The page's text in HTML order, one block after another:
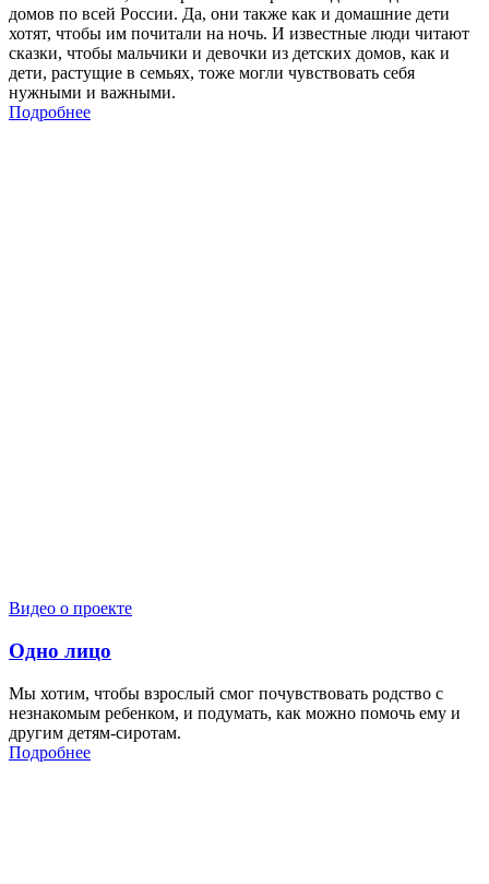
домов по всей России. Да, они также как и домашние дети
хотят, чтобы им почитали на ночь. И известные люди читают
сказки, чтобы мальчики и девочки из детских домов, как и
дети, растущие в семьях, тоже могли чувствовать себя
нужными и важными.
Подробнее
Видео о проекте
Одно лицо
Мы хотим, чтобы взрослый смог почувствовать родство с
незнакомым ребенком, и подумать, как можно помочь ему и
другим детям-сиротам.
Подробнее